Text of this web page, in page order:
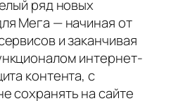
ряд новых
Мега — начиная от
и заканчивая
интернет-
контента, с
сохранять на сайте